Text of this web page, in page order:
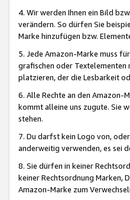
4. Wir werden Ihnen ein Bild
verändern. So dürfen Sie
Marke hinzufügen bzw.
5. Jede Amazon-Marke muss
grafischen oder Textelementen
platzieren, der die Lesbarkeit
6. Alle Rechte an den Amazon-
kommt alleine uns zugute. Sie
stehen.
7. Du darfst kein Logo von,
anderweitig verwenden, es sei
8. Sie dürfen in keiner
keiner Rechtsordnung Marken,
Amazon-Marke zum